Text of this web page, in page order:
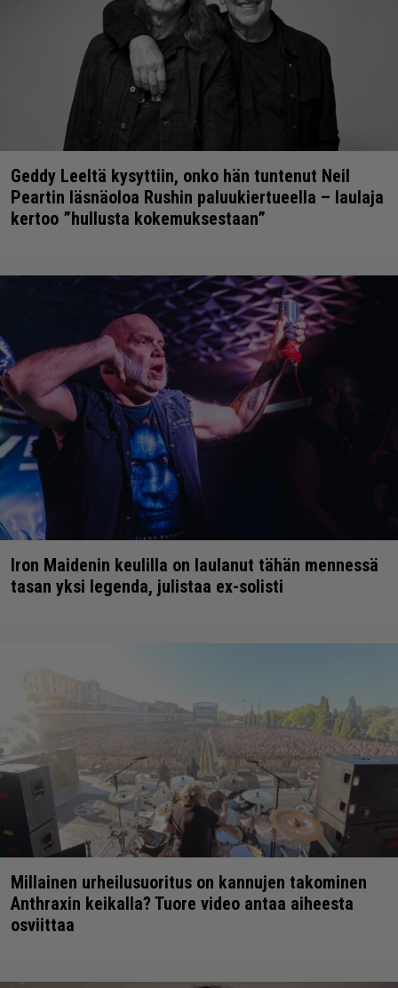
Geddy Leeltä kysyttiin, onko hän tuntenut Neil
Peartin läsnäoloa Rushin paluukiertueella – laulaja
kertoo ”hullusta kokemuksestaan”
Iron Maidenin keulilla on laulanut tähän mennessä
tasan yksi legenda, julistaa ex-solisti
Millainen urheilusuoritus on kannujen takominen
Anthraxin keikalla? Tuore video antaa aiheesta
osviittaa